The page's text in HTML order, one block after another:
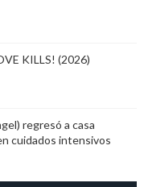
KILLS! (2026)
regresó a casa
cuidados intensivos